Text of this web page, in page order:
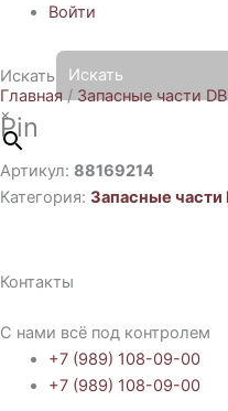
Войти
Искать
×
Главная / Запасные части
Pin
Артикул: 88169214
Категория: Запасные части
Контакты
С нами всё под контролем
+7 (989) 108-09-00
+7 (989) 108-09-00